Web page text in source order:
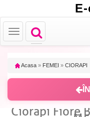
Toggle
navigation
Toggle
navigation
Acasa » FEMEI » CIORAPI
Ciorapi Fiore